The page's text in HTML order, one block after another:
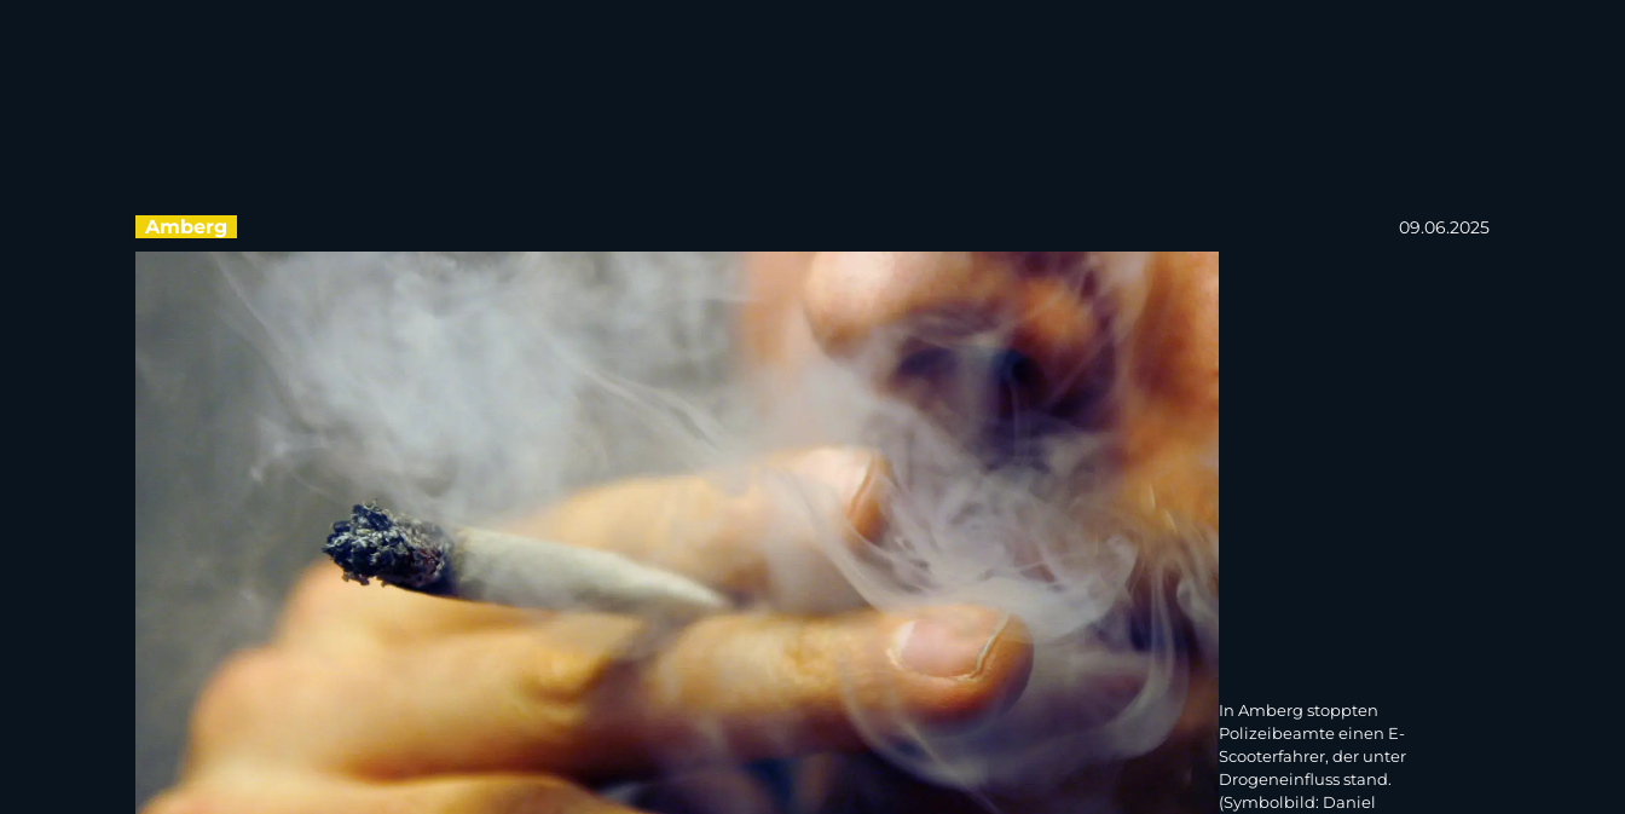
Amberg 09.06.2025
In Amberg stoppten
Polizeibeamte einen E-
Scooterfahrer, der unter
Drogeneinfluss stand.
(Symbolbild: Daniel